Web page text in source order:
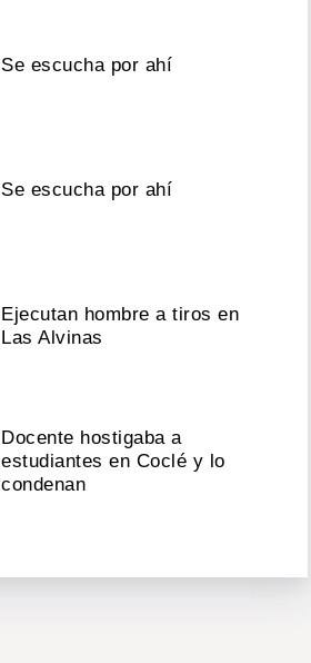
Se escucha por ahí
Se escucha por ahí
Ejecutan hombre a tiros en
Las Alvinas
Docente hostigaba a
estudiantes en Coclé y lo
condenan